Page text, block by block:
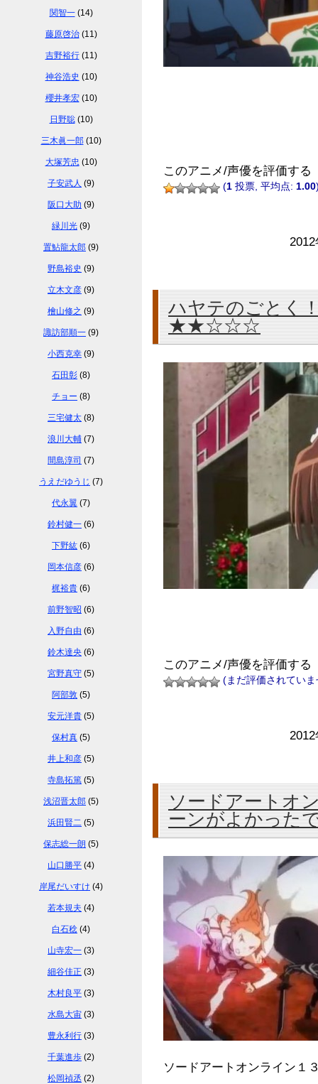
このアニメ/声優を評価する
(1 投票, 平均点: 1.00
ハヤテのごとく
★★☆☆☆
このアニメ/声優を評価する
(まだ評価されてい
ソードアートオ
ーンがよかった
ソードアートオンライン１
関智一(14)
藤原啓治(11)
吉野裕行(11)
神谷浩史 (10)
櫻井孝宏(10)
日野聡(10)
三木眞一郎(10)
大塚芳忠 (10)
子安武人 (9)
阪口大助 (9)
緑川光 (9)
置鮎龍太郎 (9)
野島裕史 (9)
立木文彦 (9)
檜山修之 (9)
諏訪部順一 (9)
小西克幸 (9)
石田彰 (8)
チョー (8)
三宅健太 (8)
浪川大輔 (7)
間島淳司 (7)
うえだゆうじ (7)
代永翼 (7)
鈴村健一 (6)
下野紘 (6)
岡本信彦 (6)
梶裕貴 (6)
前野智昭 (6)
入野自由 (6)
鈴木達央 (6)
宮野真守 (5)
阿部敦 (5)
安元洋貴 (5)
保村真 (5)
井上和彦 (5)
寺島拓篤 (5)
浅沼晋太郎 (5)
浜田賢二 (5)
保志総一朗 (5)
山口勝平 (4)
岸尾だいすけ (4)
若本規夫 (4)
白石稔 (4)
山寺宏一 (3)
細谷佳正 (3)
木村良平 (3)
水島大宙 (3)
豊永利行 (3)
千葉進歩 (2)
松岡禎丞 (2)